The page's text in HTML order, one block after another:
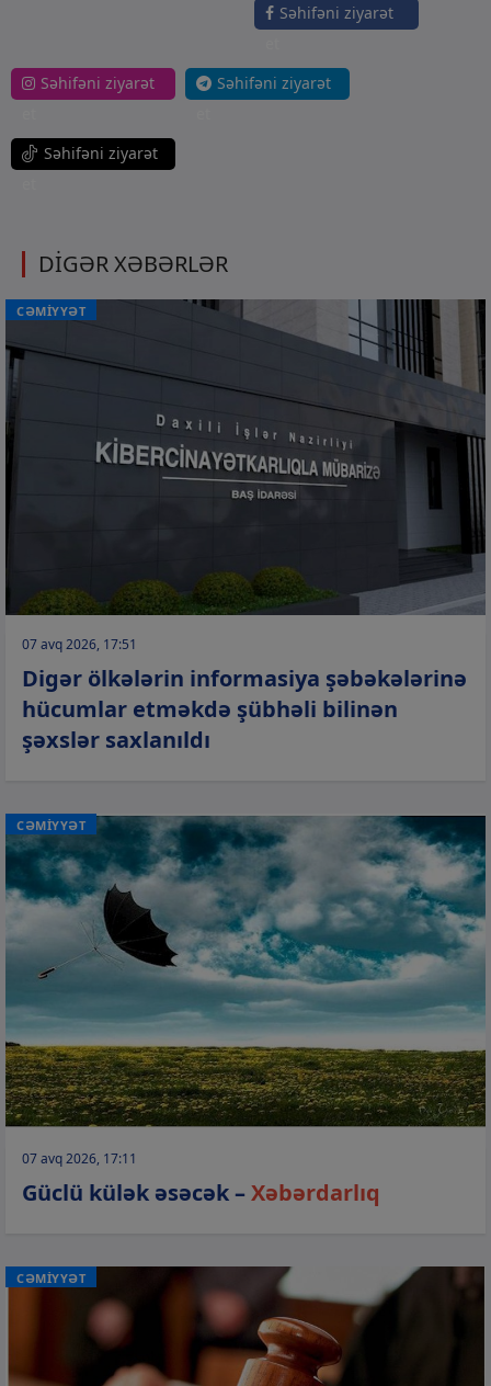
Səhifəni ziyarət
Səhifəni ziyarət
Səhifəni ziyarət
Səhifəni ziyarət
DİGƏR XƏBƏRLƏR
CƏMİYYƏT
07 avq 2026, 17:51
Digər ölkələrin informasiya şəbəkələrinə
hücumlar etməkdə şübhəli bilinən
şəxslər saxlanıldı
CƏMİYYƏT
07 avq 2026, 17:11
Güclü külək əsəcək –Xəbərdarlıq
CƏMİYYƏT